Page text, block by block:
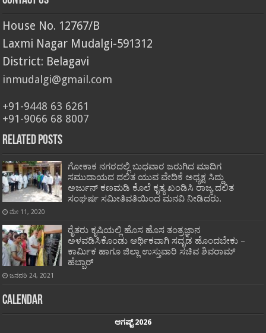
House No. 12767/B
Laxmi Nagar Mudalgi-591312
District: Belagavi
inmudalgi@gmail.com
+91-9448 63 6261
+91-9066 68 8007
Related Posts
ಗೋಕಾಕ ನಗರದಲ್ಲಿ ಬುಧವಾರ ಜರುಗಿದ ಮಾದಿಗ
ಸಮುದಾಯದ ದಲಿತ ಯುವ ವೇದಿಕೆ ಅಧ್ಯಕ್ಷ ಸಿದ್ದು
ಅರ್ಜುನ್ ಕಣಮಡಿ ಕೊಲೆ ಕೃತ್ಯ ಖಂಡಿಸಿ ರಾಜ್ಯ ದಲಿತ
ಸಂಘರ್ಷ ಸಮೀತಿವತಿಯಿಂದ ಮನವಿ ನೀಡಿದರು.
ಮೇ 11, 2020
ರೈತರು ಕೃಷಿಯಲ್ಲಿ ಹೊಸ ಹೊಸ ತಂತ್ರಜ್ಞಾನ
ಅಳವಡಿಸಿಕೊಂಡು ಆರ್ಥಿಕವಾಗಿ ಸದೃಡ ಹೊಂದಬೇಕು –
ಕಾರ್ಮಿಕ ಹಾಗೂ ಜಿಲ್ಲಾ ಉಸ್ತುವಾರಿ ಸಚಿವ ಶಿವರಾಮ್
ಹೆಬ್ಬಾರ್
ಜನವರಿ 24, 2021
Calendar
ಆಗಷ್ಟ್ 2026